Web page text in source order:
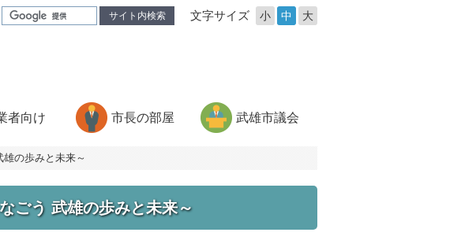
サイト内検索 文字サイズ 小 中 大
者向け 市長の部屋 武雄市議会
の歩みと未来～
ごう 武雄の歩みと未来～